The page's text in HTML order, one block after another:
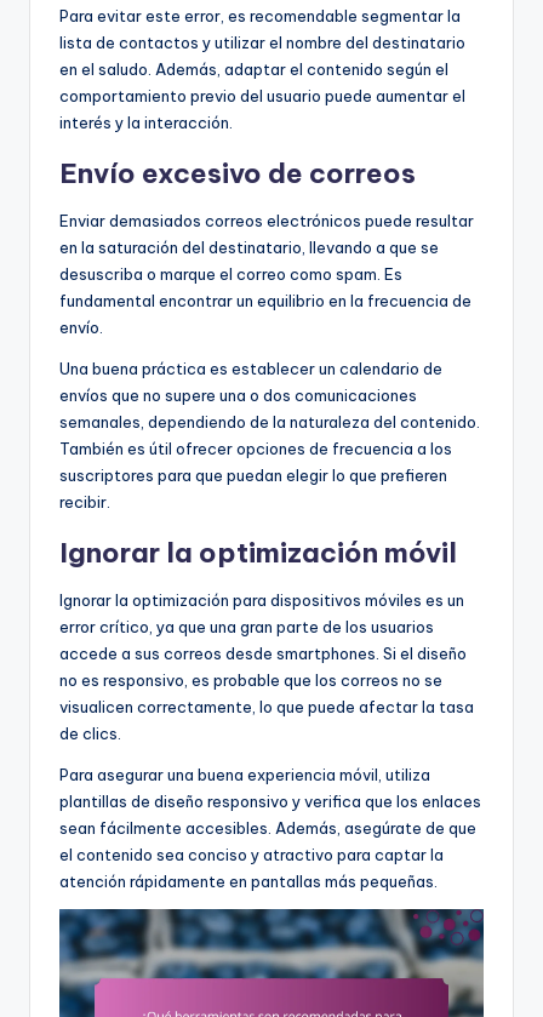
Para evitar este error, es recomendable segmentar la
lista de contactos y utilizar el nombre del destinatario
en el saludo. Además, adaptar el contenido según el
comportamiento previo del usuario puede aumentar el
interés y la interacción.
Envío excesivo de correos
Enviar demasiados correos electrónicos puede resultar
en la saturación del destinatario, llevando a que se
desuscriba o marque el correo como spam. Es
fundamental encontrar un equilibrio en la frecuencia de
envío.
Una buena práctica es establecer un calendario de
envíos que no supere una o dos comunicaciones
semanales, dependiendo de la naturaleza del contenido.
También es útil ofrecer opciones de frecuencia a los
suscriptores para que puedan elegir lo que prefieren
recibir.
Ignorar la optimización móvil
Ignorar la optimización para dispositivos móviles es un
error crítico, ya que una gran parte de los usuarios
accede a sus correos desde smartphones. Si el diseño
no es responsivo, es probable que los correos no se
visualicen correctamente, lo que puede afectar la tasa
de clics.
Para asegurar una buena experiencia móvil, utiliza
plantillas de diseño responsivo y verifica que los enlaces
sean fácilmente accesibles. Además, asegúrate de que
el contenido sea conciso y atractivo para captar la
atención rápidamente en pantallas más pequeñas.